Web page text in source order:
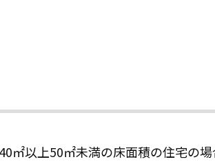
㎡以上50㎡未満の床面積の住宅の